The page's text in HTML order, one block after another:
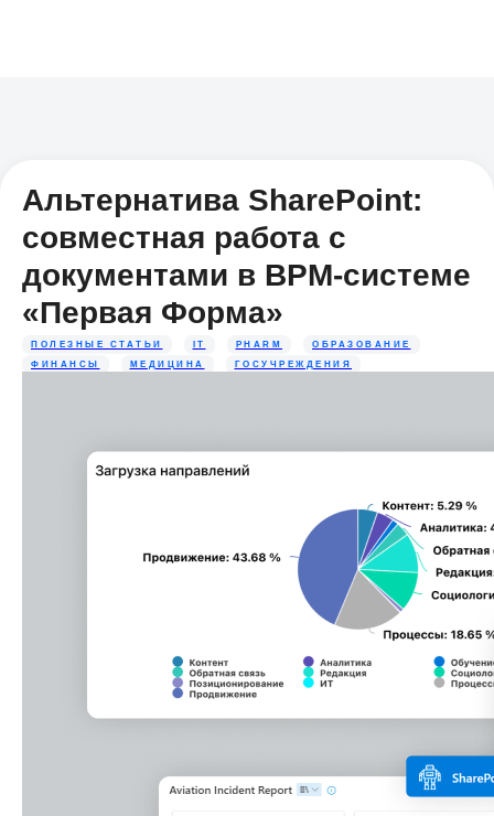
Альтернатива SharePoint:
совместная работа с
документами в BPM-системе
«Первая Форма»
ПОЛЕЗНЫЕ СТАТЬИ IT PHARM
ОБРАЗОВАНИЕ
ФИНАНСЫ
МЕДИЦИНА ГОСУЧРЕЖДЕНИЯ